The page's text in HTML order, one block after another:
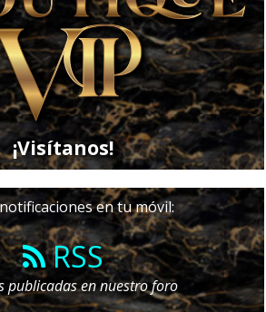
¡Visítanos!
en tu móvil:
RSS
publicadas en nuestro foro